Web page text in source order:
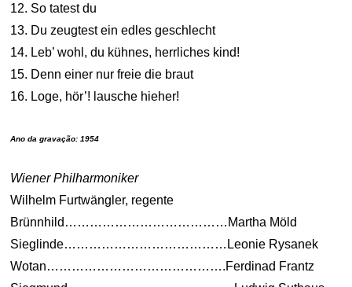
12. So tatest du
13. Du zeugtest ein edles geschlecht
14. Leb’ wohl, du kühnes, herrliches kind!
15. Denn einer nur freie die braut
16. Loge, hör’! lausche hieher!
Ano da gravação: 1954
Wiener Philharmoniker
Wilhelm Furtwängler, regente
Brünnhild…………………………………Martha Möld
Sieglinde…………………………………Leonie Rysanek
Wotan…………………………………….Ferdinad Frantz